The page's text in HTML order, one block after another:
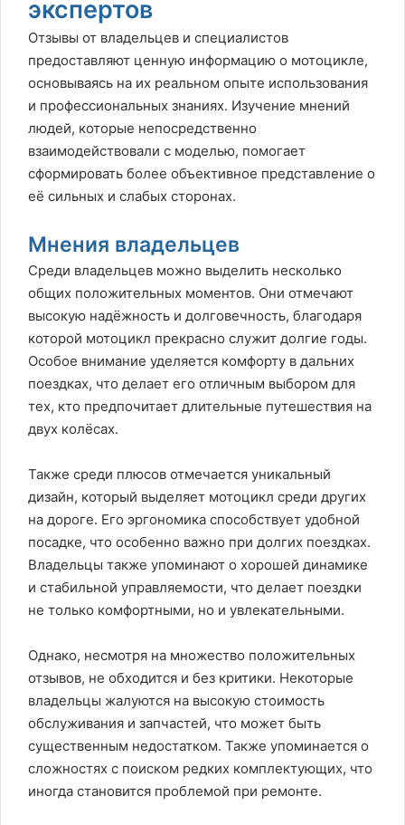
экспертов
Отзывы от владельцев и специалистов
предоставляют ценную информацию о мотоцикле,
основываясь на их реальном опыте использования
и профессиональных знаниях. Изучение мнений
людей, которые непосредственно
взаимодействовали с моделью, помогает
сформировать более объективное представление о
её сильных и слабых сторонах.
Мнения владельцев
Среди владельцев можно выделить несколько
общих положительных моментов. Они отмечают
высокую надёжность и долговечность, благодаря
которой мотоцикл прекрасно служит долгие годы.
Особое внимание уделяется комфорту в дальних
поездках, что делает его отличным выбором для
тех, кто предпочитает длительные путешествия на
двух колёсах.
Также среди плюсов отмечается уникальный
дизайн, который выделяет мотоцикл среди других
на дороге. Его эргономика способствует удобной
посадке, что особенно важно при долгих поездках.
Владельцы также упоминают о хорошей динамике
и стабильной управляемости, что делает поездки
не только комфортными, но и увлекательными.
Однако, несмотря на множество положительных
отзывов, не обходится и без критики. Некоторые
владельцы жалуются на высокую стоимость
обслуживания и запчастей, что может быть
существенным недостатком. Также упоминается о
сложностях с поиском редких комплектующих, что
иногда становится проблемой при ремонте.